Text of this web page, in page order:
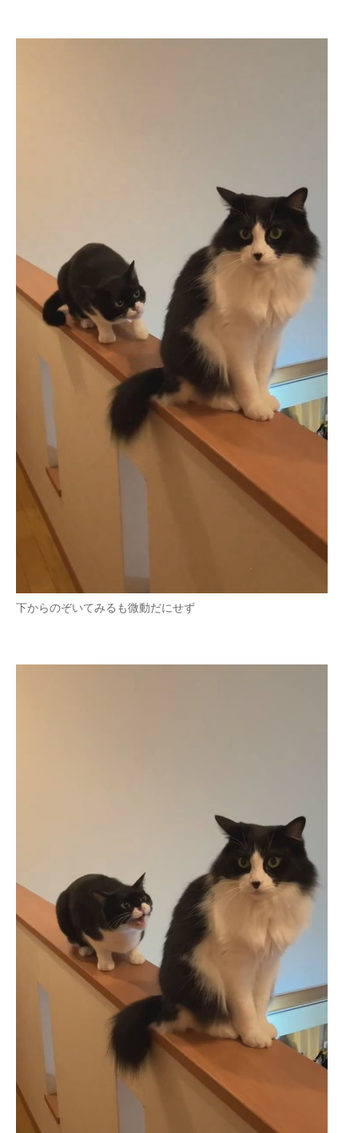
下からのぞいてみるも微動だにせず